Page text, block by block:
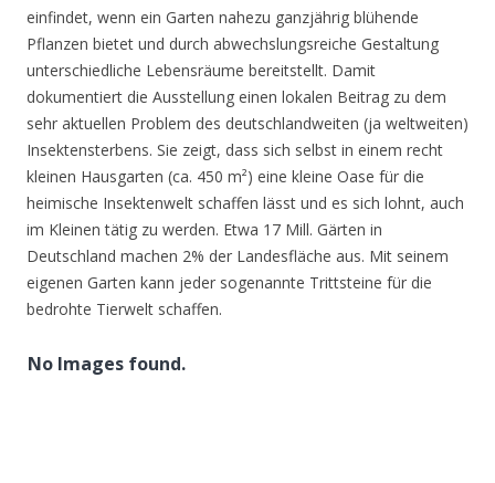
einfindet, wenn ein Garten nahezu ganzjährig blühende
Pflanzen bietet und durch abwechslungsreiche Gestaltung
unterschiedliche Lebensräume bereitstellt. Damit
dokumentiert die Ausstellung einen lokalen Beitrag zu dem
sehr aktuellen Problem des deutschlandweiten (ja weltweiten)
Insektensterbens. Sie zeigt, dass sich selbst in einem recht
kleinen Hausgarten (ca. 450 m²) eine kleine Oase für die
heimische Insektenwelt schaffen lässt und es sich lohnt, auch
im Kleinen tätig zu werden. Etwa 17 Mill. Gärten in
Deutschland machen 2% der Landesfläche aus. Mit seinem
eigenen Garten kann jeder sogenannte Trittsteine für die
bedrohte Tierwelt schaffen.
No Images found.